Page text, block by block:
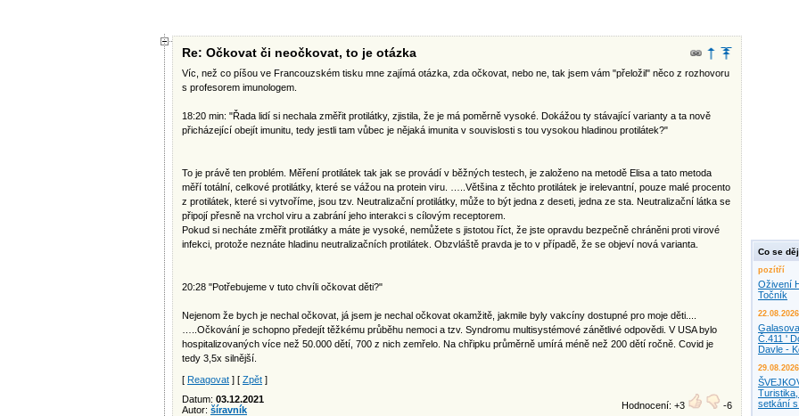
Re: Očkovat či neočkovat, to je otázka
Víc, než co píšou ve Francouzském tisku mne zajímá otázka, zda očkovat, nebo ne, tak jsem vám "přeložil" něco z rozhovoru
s profesorem imunologem.
18:20 min: "Řada lidí si nechala změřit protilátky, zjistila, že je má poměrně vysoké. Dokážou ty stávající varianty a ta nově
přicházející obejít imunitu, tedy jestli tam vůbec je nějaká imunita v souvislosti s tou vysokou hladinou protilátek?"
To je právě ten problém. Měření protilátek tak jak se provádí v běžných testech, je založeno na metodě Elisa a tato metoda
měří totální, celkové protilátky, které se vážou na protein viru. …..Většina z těchto protilátek je irelevantní, pouze malé procento
z protilátek, které si vytvoříme, jsou tzv. Neutralizační protilátky, může to být jedna z deseti, jedna ze sta. Neutralizační látka se
připojí přesně na vrchol viru a zabrání jeho interakci s cílovým receptorem.
Pokud si necháte změřit protilátky a máte je vysoké, nemůžete s jistotou říct, že jste opravdu bezpečně chráněni proti virové
infekci, protože neznáte hladinu neutralizačních protilátek. Obzvláště pravda je to v případě, že se objeví nová varianta.
20:28 "Potřebujeme v tuto chvíli očkovat děti?"
Nejenom že bych je nechal očkovat, já jsem je nechal očkovat okamžitě, jakmile byly vakcíny dostupné pro moje děti....
…..Očkování je schopno předejít těžkému průběhu nemoci a tzv. Syndromu multisystémové zánětlivé odpovědi. V USA bylo
hospitalizovaných více než 50.000 dětí, 700 z nich zemřelo. Na chřipku průměrně umírá méně než 200 dětí ročně. Covid je
tedy 3,5x silnější.
[ Reagovat ] [ Zpět ]
Datum: 03.12.2021
Autor: šíravník Hodnocení: +3 -6
Co se
pozítří
Oživení
Točník
22.08.2026
Č.411 '
Davle -
29.08.2026
setkání